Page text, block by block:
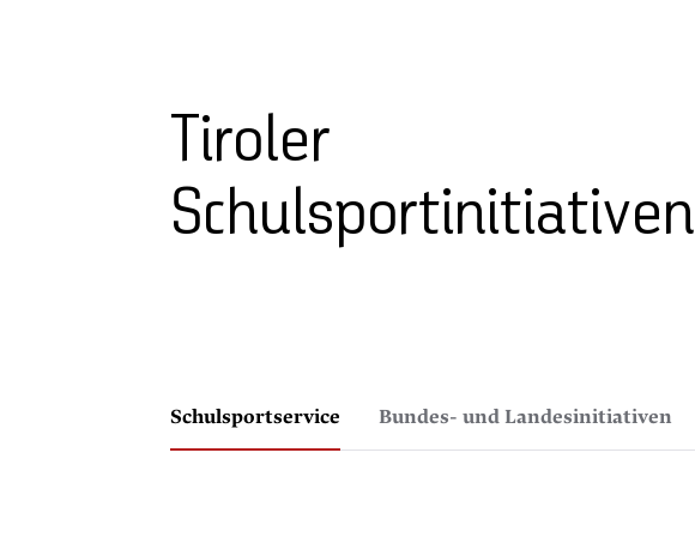
Tiroler
Schulsportinitiativen
Schulsportservice Bundes- und Landesinitiativen